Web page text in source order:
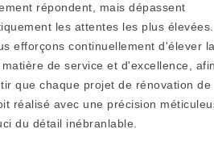
répondent, mais dépassent
les attentes les plus élevées.
efforçons continuellement d'élever la
de service et d'excellence, afin
que chaque projet de rénovation de
réalisé avec une précision
du détail inébranlable.